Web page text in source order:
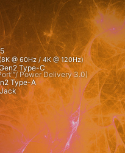
@ 60Hz / 4K @ 120Hz)
Type-C
Power Delivery 3.0)
Type-A